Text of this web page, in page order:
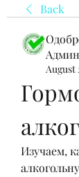
Back
August
Изучаем,